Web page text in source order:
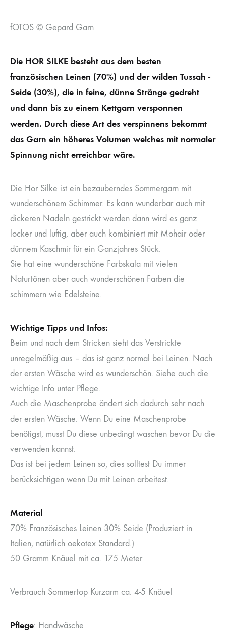
fOTOS © Gepard Garn
Die HOR SILKE besteht aus dem besten
französischen Leinen (70%) und der wilden Tussah -
Seide (30%), die in feine, dünne Stränge gedreht
und dann bis zu einem Kettgarn versponnen
werden. Durch diese Art des verspinnens bekommt
das Garn ein höheres Volumen welches mit normaler
Spinnung nicht erreichbar wäre.
Die Hor Silke ist ein bezauberndes Sommergarn mit
wunderschönem Schimmer. Es kann wunderbar auch mit
dickeren Nadeln gestrickt werden dann wird es ganz
locker und luftig, aber auch kombiniert mit Mohair oder
dünnem Kaschmir für ein Ganzjahres Stück.
Sie hat eine wunderschöne Farbskala mit vielen
Naturtönen aber auch wunderschönen Farben die
schimmern wie Edelsteine.
Wichtige Tipps und Infos:
Beim und nach dem Stricken sieht das Verstrickte
unregelmäßig aus – das ist ganz normal bei Leinen. Nach
der ersten Wäsche wird es wunderschön. Siehe auch die
wichtige Info unter Pflege.
Auch die Maschenprobe ändert sich dadurch sehr nach
der ersten Wäsche. Wenn Du eine Maschenprobe
benötigst, musst Du diese unbedingt waschen bevor Du die
verwenden kannst.
Das ist bei jedem Leinen so, dies solltest Du immer
berücksichtigen wenn Du mit Leinen arbeitest.
Material
70% Französisches Leinen 30% Seide (Produziert in
Italien, natürlich oekotex Standard.)
50 Gramm Knäuel mit ca. 175 Meter
Verbrauch Sommertop Kurzarm ca. 4-5 Knäuel
Pflege: Handwäsche